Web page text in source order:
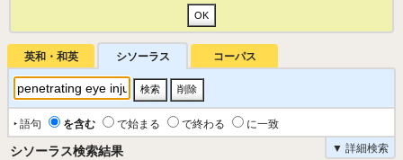
英和・和英 シソーラス コーパス
‣ 語句 を含む で始まる で終わる
に一致
▼ 詳細検索
シソーラス検索結果